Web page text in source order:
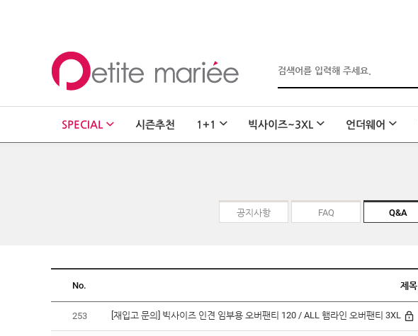
SPECIAL 시즌추천 1+1 빅사이즈~3XL 언더웨어
공지사항 FAQ Q&A
No. 제목
253 [재입고 문의] 빅사이즈 인견 임부용 오버팬티 120 / ALL 햄라인 오버팬티 3XL
FAQ
Q&A